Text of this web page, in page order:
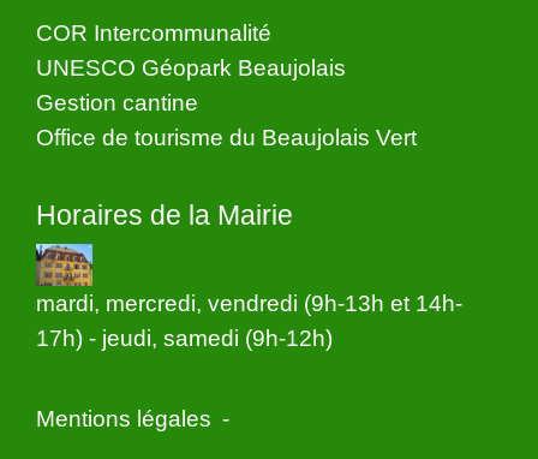
COR Intercommunalité
UNESCO Géopark Beaujolais
Gestion cantine
Office de tourisme du Beaujolais Vert
Horaires de la Mairie
mardi, mercredi, vendredi (9h-13h et 14h-
17h) - jeudi, samedi (9h-12h)
Mentions légales -